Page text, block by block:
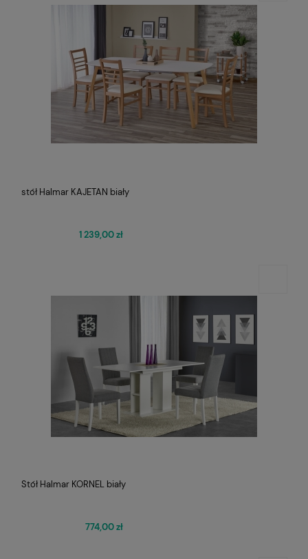
stół Halmar KAJETAN biały
1 239,00 zł
Stół Halmar KORNEL biały
774,00 zł